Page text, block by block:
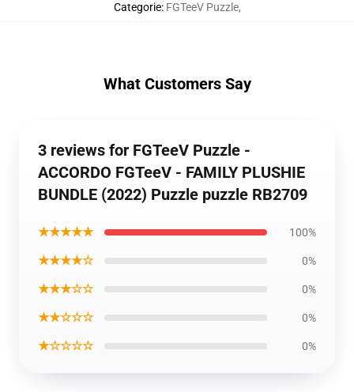
Categorie: FGTeeV Puzzle,
What Customers Say
3 reviews for FGTeeV Puzzle -
ACCORDO FGTeeV - FAMILY PLUSHIE
BUNDLE (2022) Puzzle puzzle RB2709
★★★★★ 100%
★★★★☆ 0%
★★★☆☆ 0%
★★☆☆☆ 0%
★☆☆☆☆ 0%